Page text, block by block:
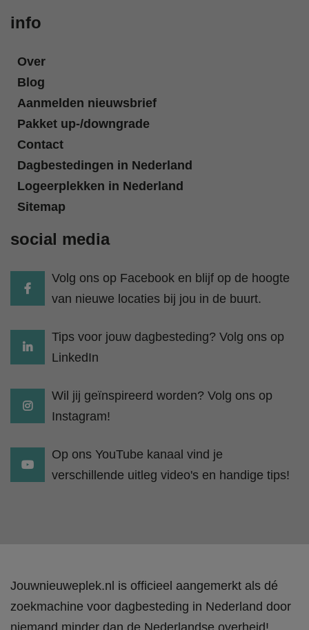
info
Over
Blog
Aanmelden nieuwsbrief
Pakket up-/downgrade
Contact
Dagbestedingen in Nederland
Logeerplekken in Nederland
Sitemap
social media
Volg ons op Facebook en blijf op de hoogte
van nieuwe locaties bij jou in de buurt.
Tips voor jouw dagbesteding? Volg ons op
LinkedIn
Wil jij geïnspireerd worden? Volg ons op
Instagram!
Op ons YouTube kanaal vind je
verschillende uitleg video's en handige tips!
Jouwnieuweplek.nl is officieel aangemerkt als dé
zoekmachine voor dagbesteding in Nederland door
niemand minder dan de Nederlandse overheid!